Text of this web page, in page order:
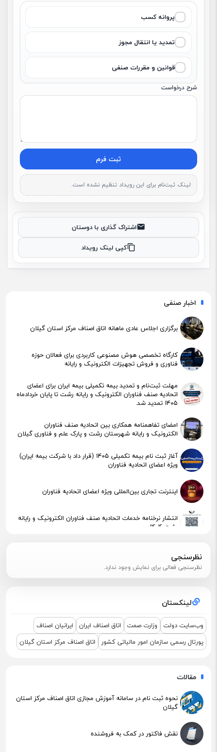
✓ پروانه کسب
✓ تمدید یا انتقال مجوز
✓ قوانین و مقررات صنفی
✓ بازرسی و نظارت
✓ تسهیلات و خدمات اتحادیه
✓ سایر موارد
شرح درخواست
ثبت فرم
لینک ثبت‌نام برای این رویداد تنظیم نشده است.
اشتراک گذاری با دوستان
کپی لینک رویداد
اخبار صنفی
برگزاری اجلاس عادی ماهانه اتاق اصناف مرکز استان گیلان
کارگاه تخصصی هوش مصنوعی کاربردی برای فعالان حوزه
فناوری و فروش تجهیزات الکترونیک و رایانه
مهلت ثبت‌نام و تمدید بیمه تکمیلی بیمه ایران برای اعضای
اتحادیه صنف فناوران الکترونیک و رایانه رشت تا پایان خردادماه
۱۴۰۵ تمدید شد.
امضای تفاهمنامه همکاری بین اتحادیه صنف فناوران
الکترونیک و رایانه شهرستان رشت و پارک علم و فناوری گیلان
آغاز ثبت نام بیمه تکمیلی ۱۴۰۵ (قرار داد با شرکت بیمه ایران)
ویژه اعضای اتحادیه فناوران
اینترنت تجاری بین‌المللی ویژه اعضای اتحادیه فناوران
انتشار نرخنامه خدمات اتحادیه صنف فناوران الکترونیک و رایانه
رشت 1404
نشست مشترک درباره نمایشگاه ETEX+IGF 2025
نظرسنجی
نظرسنجی فعالی برای نمایش وجود ندارد.
لینکستان
وب‌سایت دولت وزارت صمت اتاق اصناف ایران
ایرانیان اصناف
پورتال رسمی سازمان امور مالیاتی کشور
اتاق اصناف مرکز استان گیلان
مقالات
نحوه ثبت نام در سامانه آموزش مجازی اتاق اصناف مرکز استان
گیلان
نقش فاکتور در کمک به فروشنده